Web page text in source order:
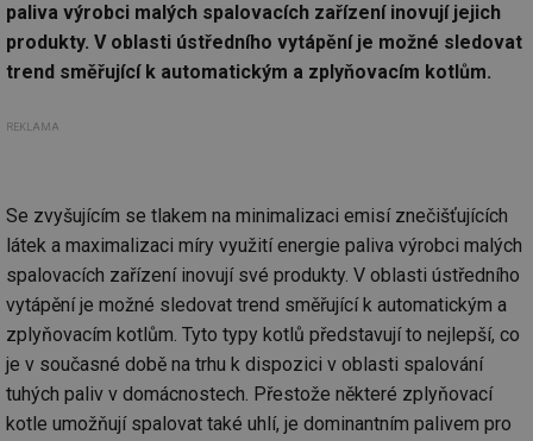
paliva výrobci malých spalovacích zařízení inovují jejich
produkty. V oblasti ústředního vytápění je možné sledovat
trend směřující k automatickým a zplyňovacím kotlům.
REKLAMA
Se zvyšujícím se tlakem na minimalizaci emisí znečišťujících
látek a maximalizaci míry využití energie paliva výrobci malých
spalovacích zařízení inovují své produkty. V oblasti ústředního
vytápění je možné sledovat trend směřující k automatickým a
zplyňovacím kotlům. Tyto typy kotlů představují to nejlepší, co
je v současné době na trhu k dispozici v oblasti spalování
tuhých paliv v domácnostech. Přestože některé zplyňovací
kotle umožňují spalovat také uhlí, je dominantním palivem pro